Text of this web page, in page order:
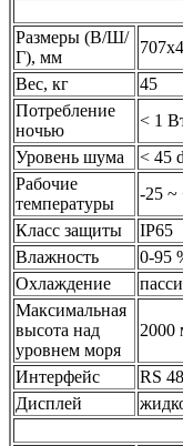
Размеры (В/Ш/
Г), мм
Вес, кг
45
Потребление
ночью
< 1
Уровень шума
< 45
Рабочие
температуры
-25 ~
Класс защиты
IP65
Влажность
0-95
Охлаждение
Максимальная
высота над
уровнем моря
2000
Интерфейс
RS
Дисплей